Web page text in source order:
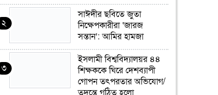
২
সাঈদীর ছবিতে জুতা
নিক্ষেপকারীরা ‘জারজ
সন্তান’: আমির হামজা
৩
ইসলামী বিশ্ববিদ্যালয়র ৪৪
শিক্ষককে ঘিরে দেশব্যাপী
গোপন তৎপরতার অভিযোগ/